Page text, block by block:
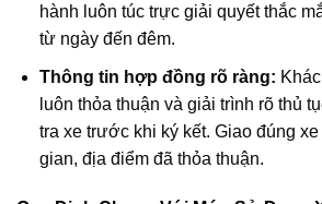
hành luôn túc trực giải quyết thắc
từ ngày đến đêm.
Thông tin hợp đồng rõ ràng:
luôn thỏa thuận và giải trình rõ thủ
tra xe trước khi ký kết. Giao đúng
gian, địa điểm đã thỏa thuận.